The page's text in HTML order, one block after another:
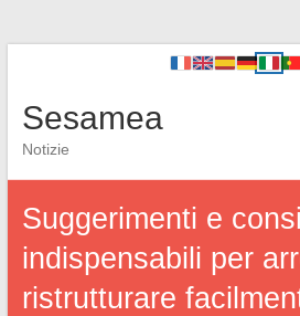
Sesamea
Notizie
Suggerimenti e
indispensabili per
ristrutturare